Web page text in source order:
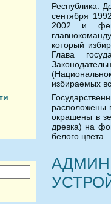
Республика.
сентября
2002 и
который
Глава
избираемых
расположены
окрашены в
древка) на
белого цвета.